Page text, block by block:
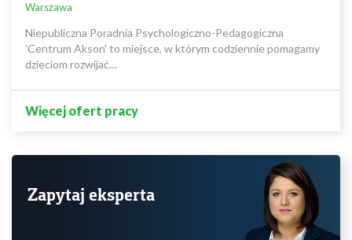
Warszawa
Niepubliczna Poradnia Psychologiczno-Pedagogiczna
'Centrum Akson' to miejsce, w którym codziennie pomagamy
dzieciom rozwijać…
Więcej ofert pracy
Zapytaj eksperta